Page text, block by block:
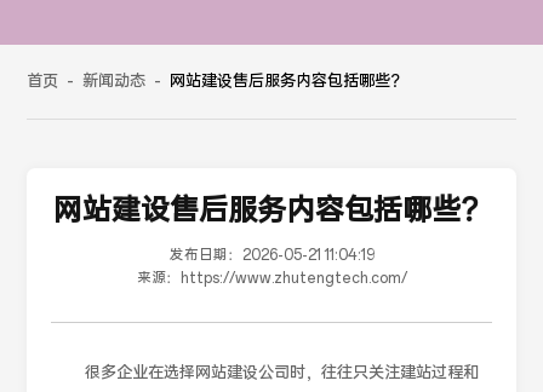
首页 - 新闻动态 - 网站建设售后服务内容包括哪些？
网站建设售后服务内容包括哪些？
发布日期：
2026-05-21 11:04:19
来源：
https://www.zhutengtech.com/
很多企业在选择网站建设公司时，往往只关注建站过程和